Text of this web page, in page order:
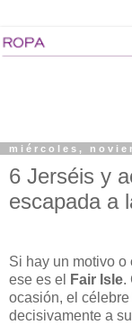
miércoles,
6 Jerséis y
escapada a
Si hay un motivo o
ese es el
Fair Isle.
ocasión, el
decisivamente a